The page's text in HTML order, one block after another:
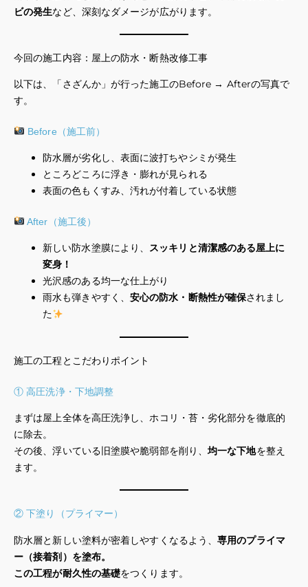
ビの発生など、深刻なダメージが広がります。
今回の施工内容：屋上の防水・断熱改修工事
以下は、「さざんか」が行った施工のBefore → Afterの写真で
す。
Before（施工前）
防水層が劣化し、表面に波打ちやシミが発生
ところどころに浮き・膨れが見られる
表面の色もくすみ、汚れが付着している状態
After（施工後）
新しい防水塗膜により、 スッキリと清潔感のある屋上に
変身！
光沢感のある均一な仕上がり
雨水も弾きやすく、 安心の防水・断熱性が確保されまし
た
施工の工程とこだわりポイント
① 高圧洗浄・下地調整
まずは屋上全体を高圧洗浄し、ホコリ・苔・劣化部分を徹底的
に除去。
その後、浮いている旧塗膜や脆弱部を削り、均一な下地を整え
ます。
② 下塗り（プライマー）
防水層と新しい塗料が密着しやすくなるよう、専用のプライマ
ー（接着剤）を塗布。
この工程が耐久性の基礎をつくります。